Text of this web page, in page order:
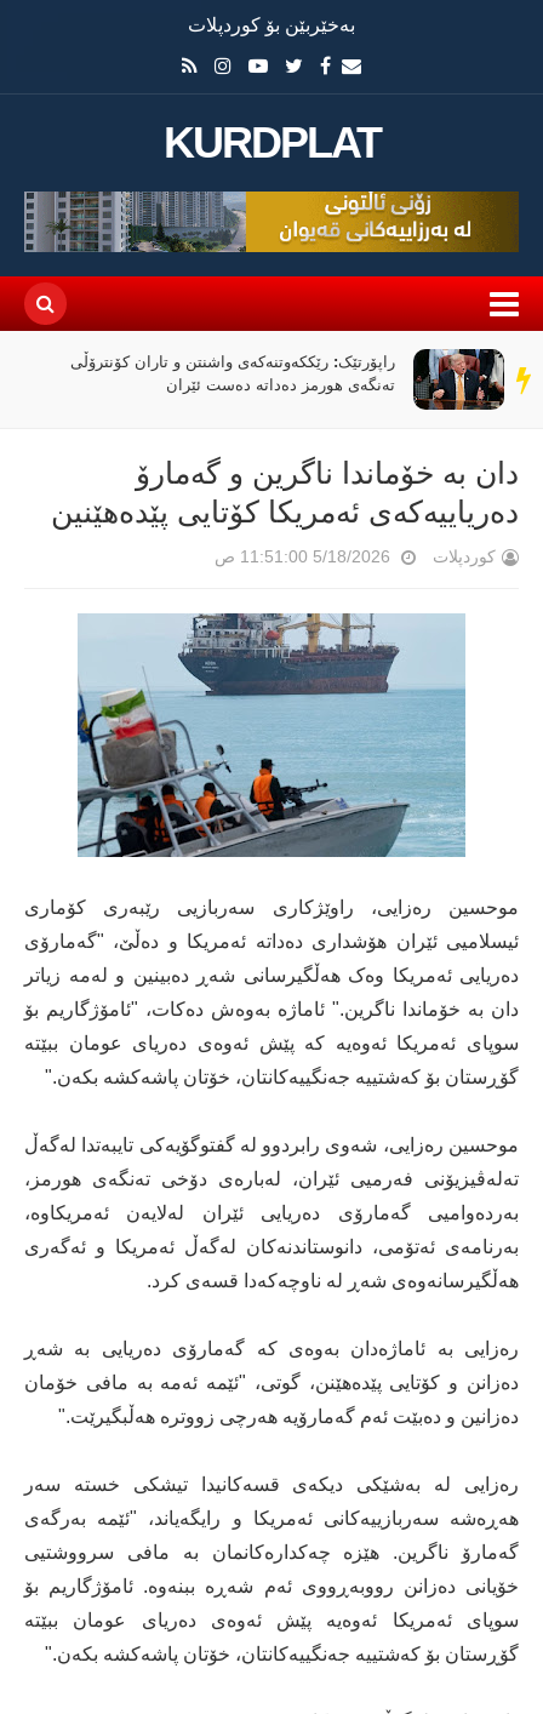
بەخێربێن بۆ کوردپلات
KURDPLAT
سەر
دێڕ
راپۆرتێک: رێککەوتنەکەی واشنتن و تاران کۆنترۆڵی
تەنگەی هورمز دەداتە دەست ئێران
دان بە خۆماندا ناگرین و گەمارۆ
دەریاییەکەی ئەمریکا کۆتایی پێدەهێنین
کوردپلات 5/18/2026 11:51:00 ص
موحسین رەزایی، راوێژکاری سەربازیی رێبەری کۆماری
ئیسلامیی ئێران هۆشداری دەداتە ئەمریکا و دەڵێ، "گەمارۆی
دەریایی ئەمریکا وەک هەڵگیرسانی شەڕ دەبینین و لەمە زیاتر
دان بە خۆماندا ناگرین." ئاماژە بەوەش دەکات، "ئامۆژگاریم بۆ
سوپای ئەمریکا ئەوەیە کە پێش ئەوەی دەریای عومان ببێتە
گۆڕستان بۆ کەشتییە جەنگییەکانتان، خۆتان پاشەکشە بکەن."
موحسین رەزایی، شەوی رابردوو لە گفتوگۆیەکی تایبەتدا لەگەڵ
تەلەڤیزیۆنی فەرمیی ئێران، لەبارەی دۆخی تەنگەی هورمز،
بەردەوامیی گەمارۆی دەریایی ئێران لەلایەن ئەمریکاوە،
بەرنامەی ئەتۆمی، دانوستاندنەکان لەگەڵ ئەمریکا و ئەگەری
هەڵگیرسانەوەی شەڕ لە ناوچەکەدا قسەی کرد.
رەزایی بە ئاماژەدان بەوەی کە گەمارۆی دەریایی بە شەڕ
دەزانن و کۆتایی پێدەهێنن، گوتی، "ئێمە ئەمە بە مافی خۆمان
دەزانین و دەبێت ئەم گەمارۆیە هەرچی زووترە هەڵبگیرێت."
رەزایی لە بەشێکی دیکەی قسەکانیدا تیشکی خستە سەر
هەڕەشە سەربازییەکانی ئەمریکا و رایگەیاند، "ئێمە بەرگەی
گەمارۆ ناگرین. هێزە چەکدارەکانمان بە مافی سرووشتیی
خۆیانی دەزانن رووبەڕووی ئەم شەڕە ببنەوە. ئامۆژگاریم بۆ
سوپای ئەمریکا ئەوەیە پێش ئەوەی دەریای عومان ببێتە
گۆڕستان بۆ کەشتییە جەنگییەکانتان، خۆتان پاشەکشە بکەن."